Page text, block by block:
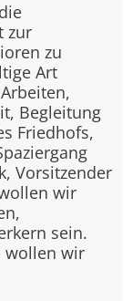
zur
zu
Art
Begleitung
Friedhofs,
Vorsitzender
wir
sein.
wollen wir